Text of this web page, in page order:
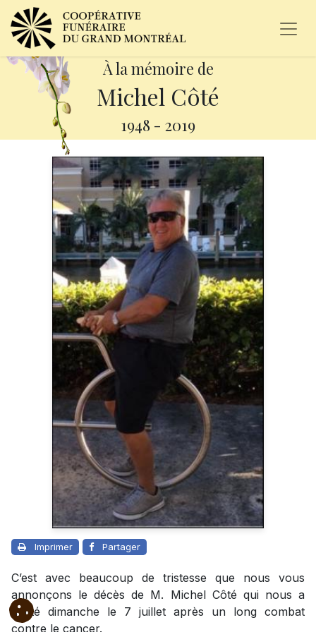
À la mémoire de
Michel Côté
1948 - 2019
Imprimer Partager
C’est avec beaucoup de tristesse que nous vous
annonçons le décès de M. Michel Côté qui nous a
quitté dimanche le 7 juillet après un long combat
contre le cancer.